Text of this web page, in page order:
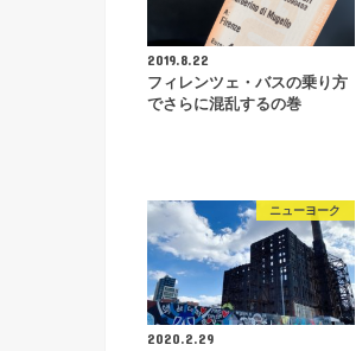
2019.8.22
フィレンツェ・バスの乗り方
でさらに混乱するの巻
ニューヨーク
2020.2.29